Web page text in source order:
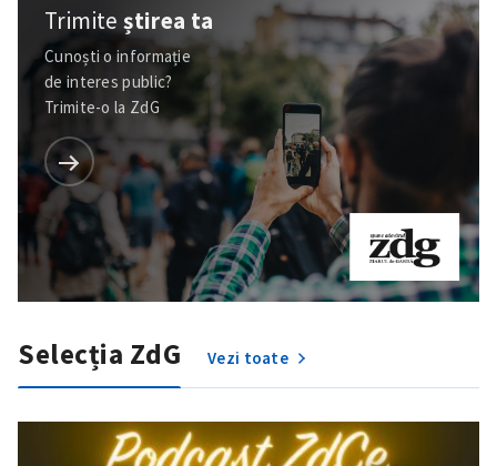
Trimiteștirea ta
Cunoști o informație
de interes public?
Trimite-o la ZdG
Selecția ZdG Vezi toate